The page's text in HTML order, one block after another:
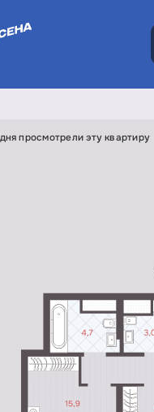
просмотрели эту квартиру